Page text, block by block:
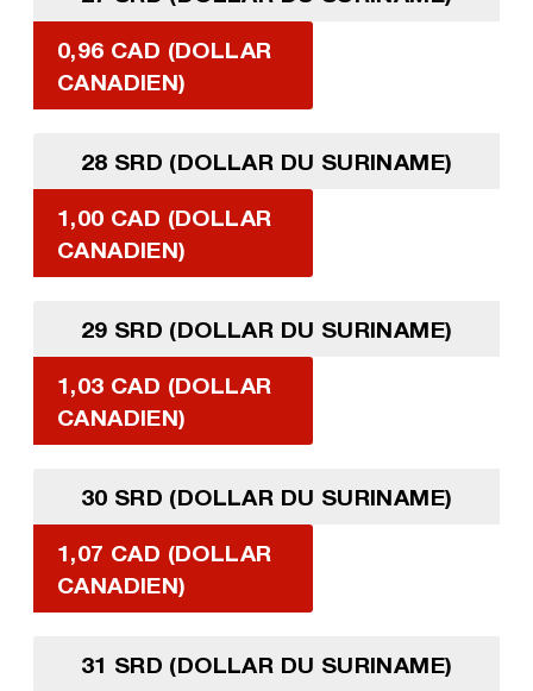
0,96 CAD (DOLLAR
CANADIEN)
28 SRD (DOLLAR DU SURINAME)
1,00 CAD (DOLLAR
CANADIEN)
29 SRD (DOLLAR DU SURINAME)
1,03 CAD (DOLLAR
CANADIEN)
30 SRD (DOLLAR DU SURINAME)
1,07 CAD (DOLLAR
CANADIEN)
31 SRD (DOLLAR DU SURINAME)